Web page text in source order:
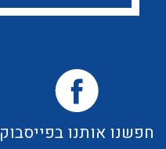
חפשנו אותנו בפייסבוק